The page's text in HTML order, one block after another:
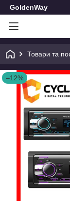
GoldenWay
Товари та
–12%